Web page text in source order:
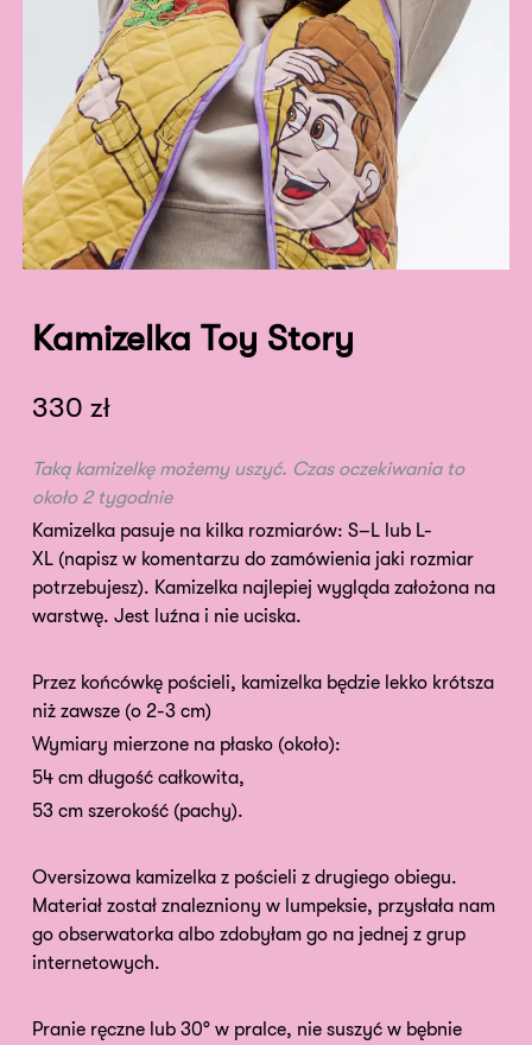
Kamizelka Toy Story
330 zł
Taką kamizelkę możemy uszyć. Czas oczekiwania to
około 2 tygodnie
Kamizelka pasuje na kilka rozmiarów: S–L lub L-
XL (napisz w komentarzu do zamówienia jaki rozmiar
potrzebujesz). Kamizelka najlepiej wygląda założona na
warstwę. Jest luźna i nie uciska.
Przez końcówkę pościeli, kamizelka będzie lekko krótsza
niż zawsze (o 2-3 cm)
Wymiary mierzone na płasko (około):
54 cm długość całkowita,
53 cm szerokość (pachy).
Oversizowa kamizelka z pościeli z drugiego obiegu.
Materiał został znalezniony w lumpeksie, przysłała nam
go obserwatorka albo zdobyłam go na jednej z grup
internetowych.
Pranie ręczne lub 30° w pralce, nie suszyć w bębnie